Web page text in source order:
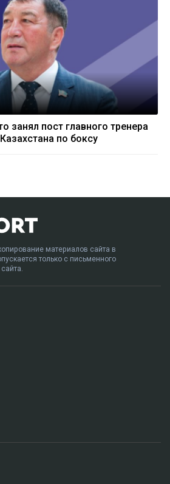
занял пост главного тренера
по боксу
материалов сайта в
только с письменного